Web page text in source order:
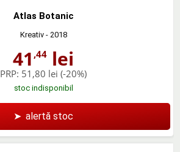
Atlas Botanic
Kreativ- 2018
41 ,44 lei
PRP: 51,80 lei (-20%)
stoc indisponibil
➤ alertă stoc